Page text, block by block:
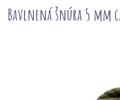
Bavlnená šnúra 5 mm